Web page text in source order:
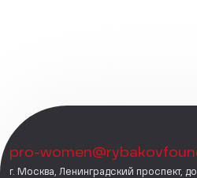
pro-
г. Москва, Ленинградский проспект,